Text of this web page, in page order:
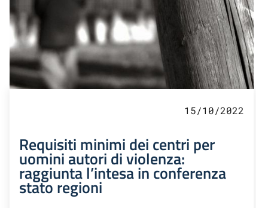
15/10/2022
Requisiti minimi dei centri per
uomini autori di violenza:
raggiunta l’intesa in conferenza
stato regioni